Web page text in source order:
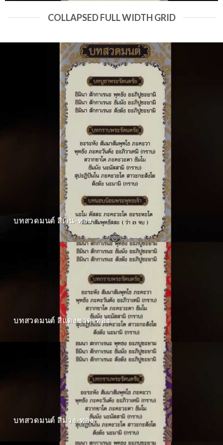
COLLAPSED FULL WIDTH GRID
บทสวดมนต์ สีเงิน-ทอง
บทสวดมนต์ สีแดงชาด-ทอง
บทสวดมนต์ สีม่วง-ทอง